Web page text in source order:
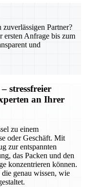
Partner?
ersten Anfrage bis zum
und
stressfreier
an Ihrer
zu einem
oder Geschäft. Mit
zur entspannten
das Packen und den
konzentrieren können.
die genau wissen, wie